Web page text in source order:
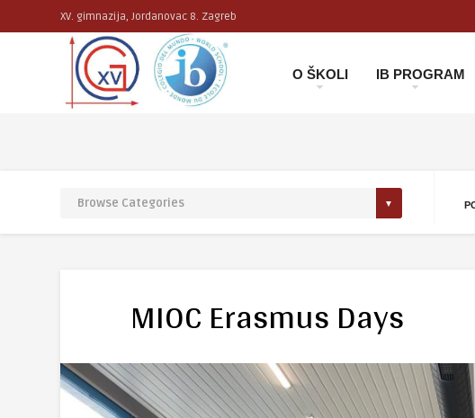
XV. gimnazija, Jordanovac 8. Zagreb
O ŠKOLI IB PROGRAM
MIOC Erasmus Days